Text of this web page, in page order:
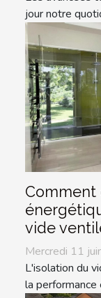
jour notre
Comment
vide
Mercredi 11
L'isolation du
la performance